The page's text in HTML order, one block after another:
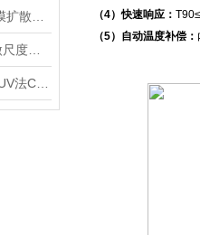
（4）快速响应：
（5）自动温度补偿：